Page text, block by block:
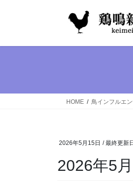
HOME 鳥インフルエ
2026年5月15日 / 最終更新
2026年5